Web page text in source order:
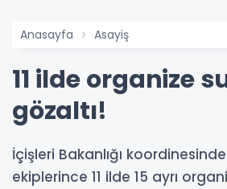
Anasayfa Asayiş
11 ilde organize
gözaltı!
İçişleri Bakanlığı
ekiplerince 11 ilde 15 ayrı